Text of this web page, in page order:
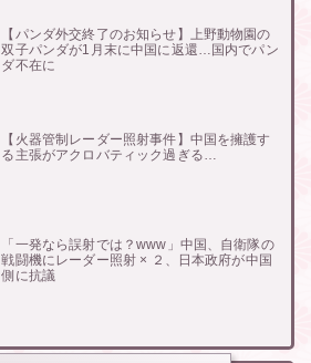
【パンダ外交終了のお知らせ】上野動物園の
双子パンダが1月末に中国に返還…国内でパン
ダ不在に
【火器管制レーダー照射事件】中国を擁護す
る主張がアクロバティック過ぎる…
「一発なら誤射では？www」中国、自衛隊の
戦闘機にレーダー照射 × ２、日本政府が中国
側に抗議